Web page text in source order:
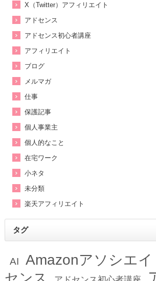
X（Twitter）アフィリエイト
アドセンス
アドセンス初心者講座
アフィリエイト
ブログ
メルマガ
仕事
保護記事
個人事業主
個人的なこと
在宅ワーク
小ネタ
未分類
楽天アフィリエイト
タグ
AI Amazonアソシエイ
センス